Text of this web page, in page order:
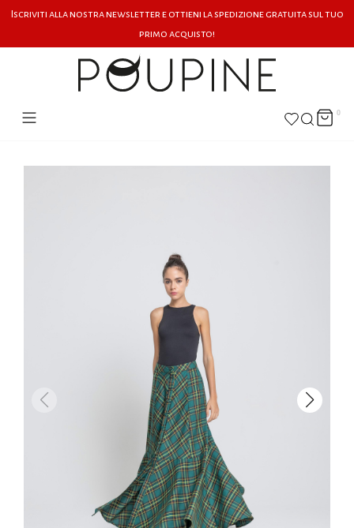
Iscriviti alla nostra newsletter e ottieni la spedizione gratuita sul tuo
primo acquisto!
0